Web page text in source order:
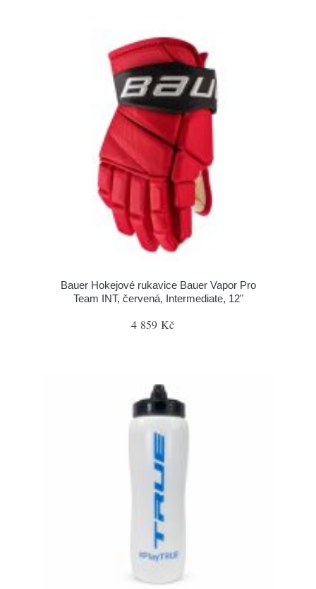
Bauer Hokejové rukavice Bauer Vapor Pro
Team INT, červená, Intermediate, 12"
4 859 Kč